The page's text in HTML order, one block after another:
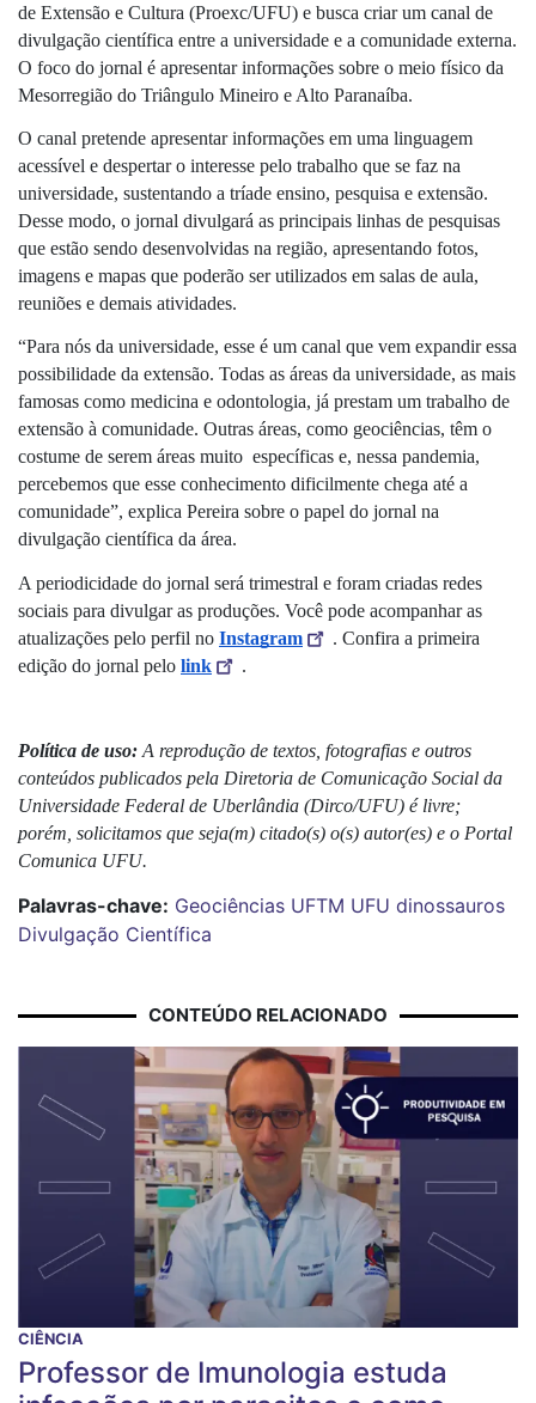
de Extensão e Cultura (Proexc/UFU) e busca criar um canal de
divulgação científica entre a universidade e a comunidade externa.
O foco do jornal é apresentar informações sobre o meio físico da
Mesorregião do Triângulo Mineiro e Alto Paranaíba.
O canal pretende apresentar informações em uma linguagem
acessível e despertar o interesse pelo trabalho que se faz na
universidade, sustentando a tríade ensino, pesquisa e extensão.
Desse modo, o jornal divulgará as principais linhas de pesquisas
que estão sendo desenvolvidas na região, apresentando fotos,
imagens e mapas que poderão ser utilizados em salas de aula,
reuniões e demais atividades.
“Para nós da universidade, esse é um canal que vem expandir essa
possibilidade da extensão. Todas as áreas da universidade, as mais
famosas como medicina e odontologia, já prestam um trabalho de
extensão à comunidade. Outras áreas, como geociências, têm o
costume de serem áreas muito  específicas e, nessa pandemia,
percebemos que esse conhecimento dificilmente chega até a
comunidade”, explica Pereira sobre o papel do jornal na
divulgação científica da área.
A periodicidade do jornal será trimestral e foram criadas redes
sociais para divulgar as produções. Você pode acompanhar as
atualizações pelo perfil no Instagram
. Confira a primeira
edição do jornal pelo link .
Política de uso: A reprodução de textos, fotografias e outros
conteúdos publicados pela Diretoria de Comunicação Social da
Universidade Federal de Uberlândia (Dirco/UFU) é livre;
porém, solicitamos que seja(m) citado(s) o(s) autor(es) e o Portal
Comunica UFU.
Palavras-chave: Geociências UFTM UFU dinossauros
Divulgação Científica
CONTEÚDO RELACIONADO
CIÊNCIA
Professor de Imunologia estuda